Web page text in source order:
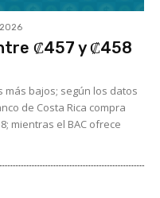
₡457 y ₡458
más bajos; según los datos
de Costa Rica compra
mientras el BAC ofrece